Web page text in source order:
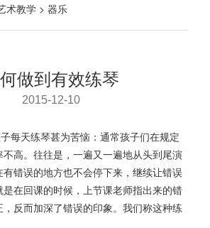
术教学 > 器乐
做到有效练琴
2015-12-10
每天练琴甚为苦恼：通常孩子们在规定
不高。往往是，一遍又一遍地从头到尾演
错误的地方也不会停下来，继续让错误
是在回课的时候，上节课老师指出来的错
反而加深了错误的印象。我们称这种练